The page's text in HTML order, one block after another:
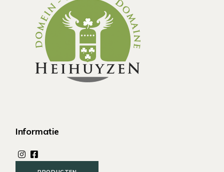
Informatie